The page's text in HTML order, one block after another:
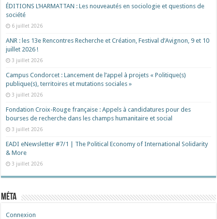
ÉDITIONS L’HARMATTAN : Les nouveautés en sociologie et questions de
société
6 juillet 2026
ANR : les 13e Rencontres Recherche et Création, Festival d’Avignon, 9 et 10
juillet 2026 !
3 juillet 2026
Campus Condorcet : Lancement de l’appel à projets « Politique(s)
publique(s), territoires et mutations sociales »
3 juillet 2026
Fondation Croix-Rouge française : Appels à candidatures pour des
bourses de recherche dans les champs humanitaire et social
3 juillet 2026
EADI eNewsletter #7/1 | The Political Economy of International Solidarity
& More
3 juillet 2026
Méta
Connexion